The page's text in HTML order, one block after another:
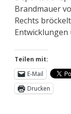
Brandmauer
Rechts
Entwicklungen
Teilen mit:
E-Mail
Drucken